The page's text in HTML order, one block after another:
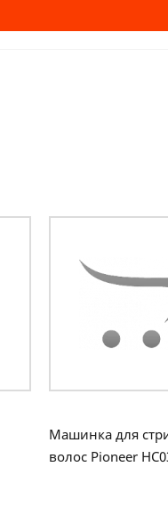
Машинка для
волос Pioneer